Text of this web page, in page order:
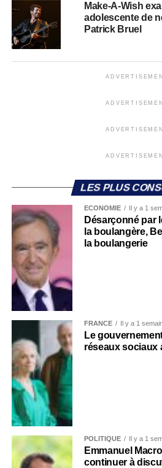
Make-A-Wish
adolescente de
Patrick Bruel
LES PLUS
ECONOMIE Il y a 1
Désarçonné par
la boulangère,
la boulangerie
FRANCE Il y a 1
Le
réseaux sociaux
POLITIQUE Il y a 1
Emmanuel
continuer à